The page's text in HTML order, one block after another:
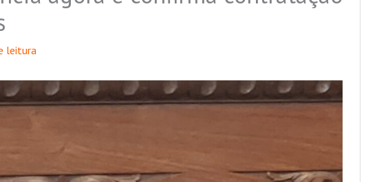
leitura